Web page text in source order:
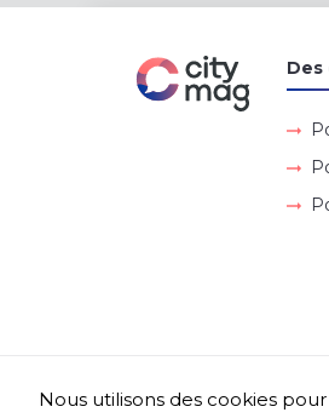
Des
Nous utilisons des cookies